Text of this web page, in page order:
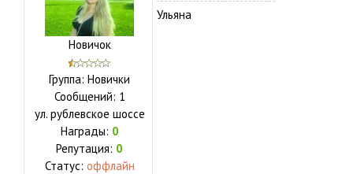
Новичок
Группа: Новички
Сообщений: 1
ул. рублевское шоссе
Награды: 0
Репутация: 0
Статус: оффлайн
Ульяна